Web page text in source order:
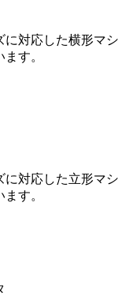
に対応した横形マシ
す。
に対応した立形マシ
す。